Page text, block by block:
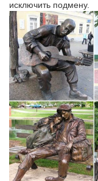
исключить подмену.